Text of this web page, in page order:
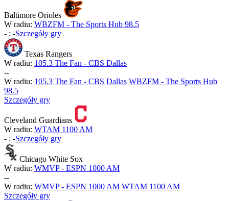
Baltimore Orioles
W radiu: WBZFM - The Sports Hub 98.5
- : -Szczegóły gry
Texas Rangers
W radiu: 105.3 The Fan - CBS Dallas
--
W radiu: 105.3 The Fan - CBS Dallas WBZFM - The Sports Hub
98.5
Szczegóły gry
Cleveland Guardians
W radiu: WTAM 1100 AM
- : -Szczegóły gry
Chicago White Sox
W radiu: WMVP - ESPN 1000 AM
--
W radiu: WMVP - ESPN 1000 AM WTAM 1100 AM
Szczegóły gry